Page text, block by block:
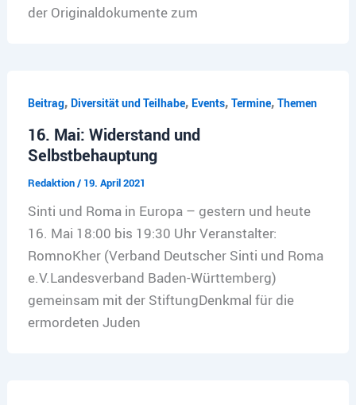
der Originaldokumente zum
Beitrag, Diversität und Teilhabe, Events, Termine, Themen
16. Mai: Widerstand und
Selbstbehauptung
Redaktion/ 19. April 2021
Sinti und Roma in Europa – gestern und heute
16. Mai 18:00 bis 19:30 Uhr Veranstalter:
RomnoKher (Verband Deutscher Sinti und Roma
e.V.Landesverband Baden-Württemberg)
gemeinsam mit der StiftungDenkmal für die
ermordeten Juden